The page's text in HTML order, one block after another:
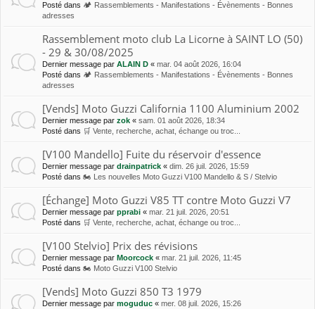
Posté dans 🏕 Rassemblements - Manifestations - Évènements - Bonnes
adresses
Rassemblement moto club La Licorne à SAINT LO (50)
- 29 & 30/08/2025
Dernier message par ALAIN D « mar. 04 août 2026, 16:04
Posté dans 🏕 Rassemblements - Manifestations - Évènements - Bonnes
adresses
[Vends] Moto Guzzi California 1100 Aluminium 2002
Dernier message par zok « sam. 01 août 2026, 18:34
Posté dans 🛒 Vente, recherche, achat, échange ou troc...
[V100 Mandello] Fuite du réservoir d'essence
Dernier message par drainpatrick « dim. 26 juil. 2026, 15:59
Posté dans 🏍 Les nouvelles Moto Guzzi V100 Mandello & S / Stelvio
[Échange] Moto Guzzi V85 TT contre Moto Guzzi V7
Dernier message par pprabi « mar. 21 juil. 2026, 20:51
Posté dans 🛒 Vente, recherche, achat, échange ou troc...
[V100 Stelvio] Prix des révisions
Dernier message par Moorcock « mar. 21 juil. 2026, 11:45
Posté dans 🏍 Moto Guzzi V100 Stelvio
[Vends] Moto Guzzi 850 T3 1979
Dernier message par moguduc « mer. 08 juil. 2026, 15:26